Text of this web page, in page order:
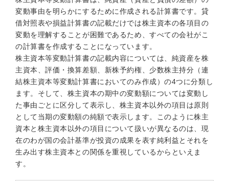
変動事由を明らかにするために作成される計算書です。貸
借対照表や損益計算書の記載だけでは株主資本の各項目の
変動を理解することが困難であるため、すべての会社がこ
の計算書を作成することになっています。
株主資本等変動計算書の記載内容については、純資産を株
主資本、評価・換算差額、新株予約権、少数株主持分（連
結株主資本等変動計算書においてのみ作成）の4つに分類し
ます。そして、株主資本の期中の変動額については変動し
た事由ごとに区分して表示し、株主資本以外の項目は原則
として当期の変動額の純額で表示します。このように株主
資本と株主資本以外の項目について扱いが異なるのは、現
在のわが国の会計基準が投資の成果を表す純利益とそれを
生み出す株主資本との関係を重視しているからといえま
す。